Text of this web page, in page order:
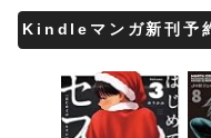
Kindleマンガ新刊予